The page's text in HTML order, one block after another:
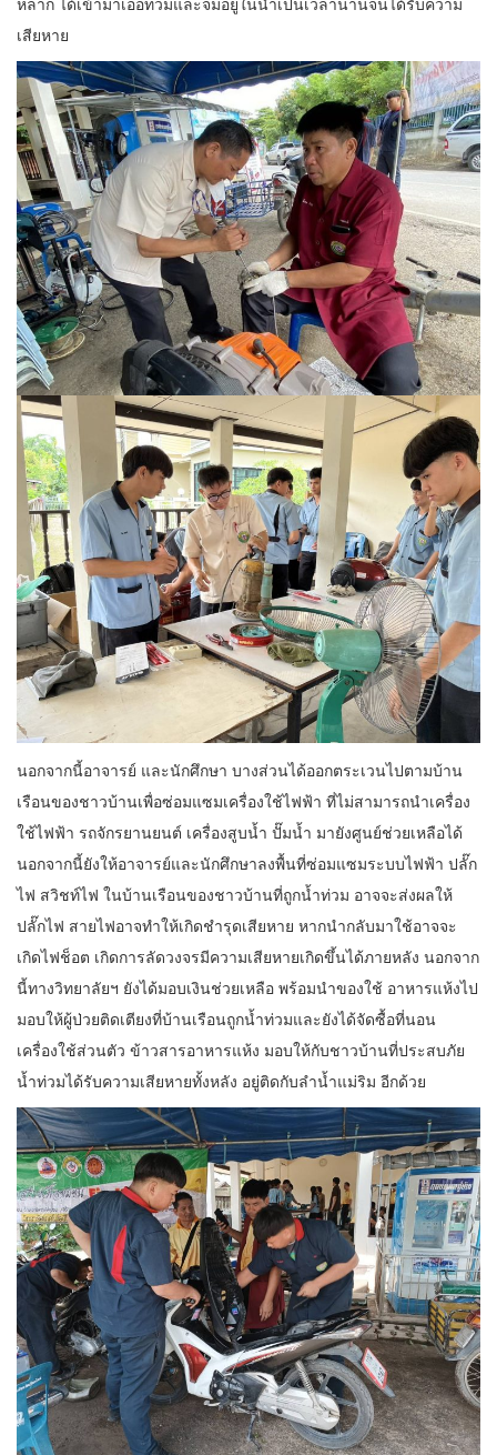
เสียหาย
นอกจากนี้อาจารย์ และนักศึกษา บางส่วนได้ออกตระเวนไปตามบ้าน
เรือนของชาวบ้านเพื่อซ่อมแซมเครื่องใช้ไฟฟ้า ที่ไม่สามารถนำเครื่อง
ใช้ไฟฟ้า รถจักรยานยนต์ เครื่องสูบน้ำ ปั๊มน้ำ มายังศูนย์ช่วยเหลือได้
นอกจากนี้ยังให้อาจารย์และนักศึกษาลงพื้นที่ซ่อมแซมระบบไฟฟ้า ปลั๊ก
ไฟ สวิชท์ไฟ ในบ้านเรือนของชาวบ้านที่ถูกน้ำท่วม อาจจะส่งผลให้
ปลั๊กไฟ สายไฟอาจทำให้เกิดชำรุดเสียหาย หากนำกลับมาใช้อาจจะ
เกิดไฟช็อต เกิดการลัดวงจรมีความเสียหายเกิดขึ้นได้ภายหลัง นอกจาก
นี้ทางวิทยาลัยฯ ยังได้มอบเงินช่วยเหลือ พร้อมนำของใช้ อาหารแห้งไป
มอบให้ผู้ป่วยติดเตียงที่บ้านเรือนถูกน้ำท่วมและยังได้จัดซื้อที่นอน
เครื่องใช้ส่วนตัว ข้าวสารอาหารแห้ง มอบให้กับชาวบ้านที่ประสบภัย
น้ำท่วมได้รับความเสียหายทั้งหลัง อยู่ติดกับลำน้ำแม่ริม อีกด้วย